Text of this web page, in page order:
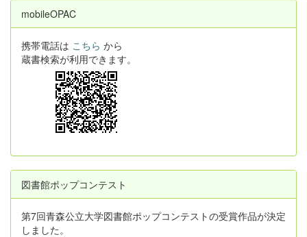
mobileOPAC
携帯電話は こちら から
蔵書検索が利用できます。
図書館ポップコンテスト
第7回青森公立大学図書館ポップコンテストの受賞作品が決定
しました。